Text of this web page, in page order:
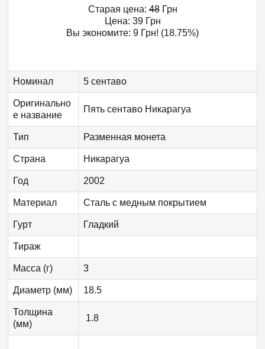
Старая цена:48Грн
Цена: 39 Грн
Вы экономите: 9 Грн! (18.75%)
Номинал 5 сентаво
Оригинально
е название
Пять сентаво Никарагуа
Тип Разменная монета
Страна Никарагуа
Год 2002
Материал Сталь с медным покрытием
Гурт Гладкий
Тираж
Масса (г) 3
Диаметр (мм) 18.5
Толщина
(мм)
1.8